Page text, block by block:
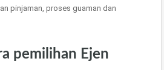
pinjaman, proses guaman dan
pemilihan Ejen